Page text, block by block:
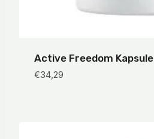
Active Freedom Kapsule
€34,29